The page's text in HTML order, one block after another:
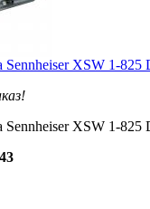
Sennheiser XSW 1-
Sennheiser XSW 1-